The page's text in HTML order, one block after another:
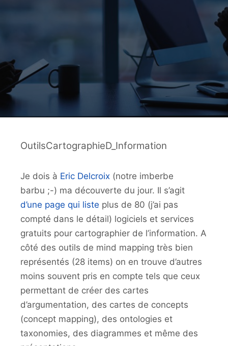
OutilsCartographieD_Information
Je dois à Eric Delcroix (notre imberbe
barbu ;-) ma découverte du jour. Il s’agit
d’une page qui liste plus de 80 (j’ai pas
compté dans le détail) logiciels et services
gratuits pour cartographier de l’information. A
côté des outils de mind mapping très bien
représentés (28 items) on en trouve d’autres
moins souvent pris en compte tels que ceux
permettant de créer des cartes
d’argumentation, des cartes de concepts
(concept mapping), des ontologies et
taxonomies, des diagrammes et même des